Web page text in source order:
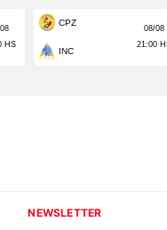
NEWSLETTER